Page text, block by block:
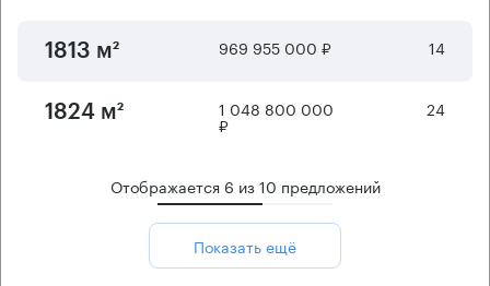
1813 м² 969 955 000 ₽ 14
1824 м² 1 048 800 000
₽
24
Отображается 6 из10 предложений
Показать ещё